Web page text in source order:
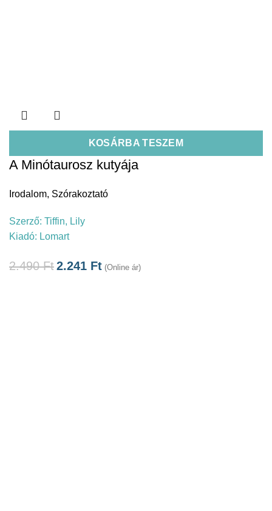
KOSÁRBA TESZEM
A Minótaurosz kutyája
Irodalom, Szórakoztató
Szerző: Tiffin, Lily
Kiadó: Lomart
2.490Ft2.241 Ft (Online ár)